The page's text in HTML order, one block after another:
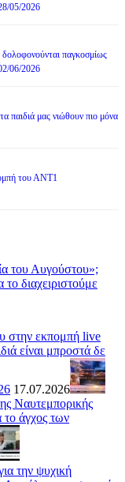
05/2026
παγκοσμίως
06/2026
παιδιά μας νιώθουν πιο μόνα
του ΑΝΤ1
του Αυγούστου»;
το διαχειριστούμε
στην εκπομπή live
είναι μπροστά δε
17.07.2026
Ναυτεμπορικής
άγχος των
την ψυχική